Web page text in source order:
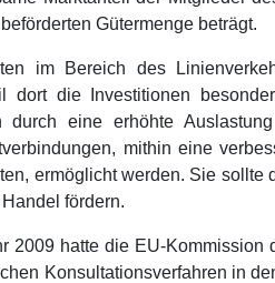
Gütermenge beträgt.
im Bereich des
dort die Investitionen
durch eine erhöhte
mithin eine
ermöglicht werden. Sie sollte
fördern.
2009 hatte die EU-
Konsultationsverfahren in